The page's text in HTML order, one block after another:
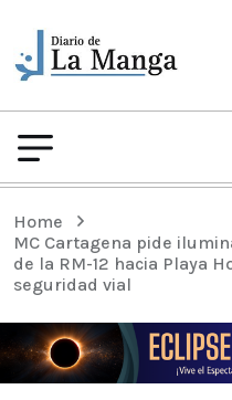
Home
MC Cartagena pide
de la RM-12 hacia Playa
seguridad vial